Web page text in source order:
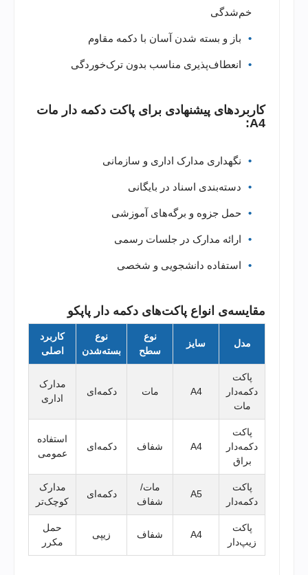
خم‌شدگی
باز و بسته شدن آسان با دکمه مقاوم
انعطاف‌پذیری مناسب بدون ترک‌خوردگی
کاربردهای پیشنهادی برای پاکت دکمه دار مات
A4:
نگهداری مدارک اداری و سازمانی
دسته‌بندی اسناد در بایگانی
حمل جزوه و برگه‌های آموزشی
ارائه مدارک در جلسات رسمی
استفاده دانشجویی و شخصی
مقایسه‌ی انواع پاکت‌های دکمه دار پاپکو
مدل سایز
نوع
سطح
نوع
بسته‌شدن
کاربرد
اصلی
پاکت
دکمه‌دار
مات
A4 مات دکمه‌ای
مدارک
اداری
پاکت
دکمه‌دار
براق
A4 شفاف دکمه‌ای
استفاده
عمومی
پاکت
دکمه‌دار
A5
مات/
شفاف
دکمه‌ای
مدارک
کوچک‌تر
پاکت
زیپ‌دار
A4 شفاف زیپی
حمل
مکرر